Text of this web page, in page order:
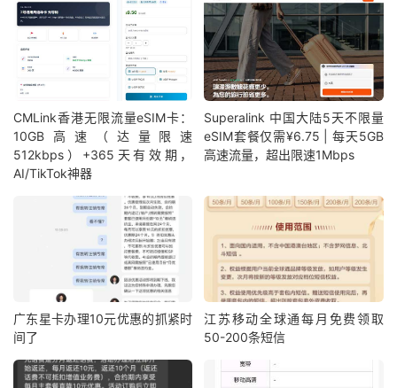
CMLink香港无限流量eSIM卡：
10GB高速（达量限速
512kbps）+365天有效期，
AI/TikTok神器
Superalink 中国大陆5天不限量
eSIM套餐仅需¥6.75 | 每天5GB
高速流量，超出限速1Mbps
广东星卡办理10元优惠的抓紧时
间了
江苏移动全球通每月免费领取
50-200条短信